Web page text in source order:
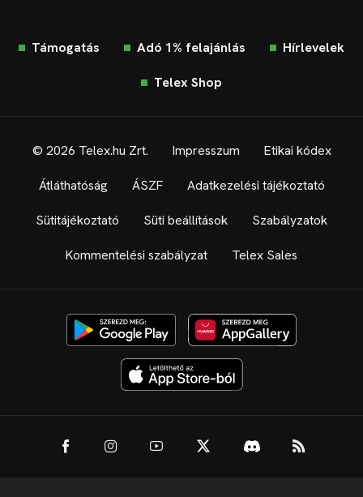
Támogatás Adó 1% felajánlás Hírlevelek
Telex Shop
© 2026 Telex.hu Zrt. Impresszum Etikai kódex
Átláthatóság ÁSZF Adatkezelési tájékoztató
Sütitájékoztató Süti beállítások Szabályzatok
Kommentelési szabályzat Telex Sales